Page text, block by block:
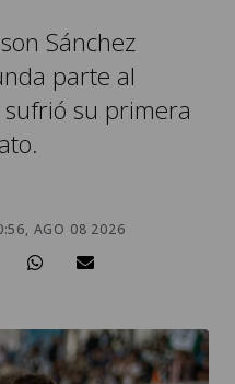
Sánchez
parte al
sufrió su primera
AGO 08 2026